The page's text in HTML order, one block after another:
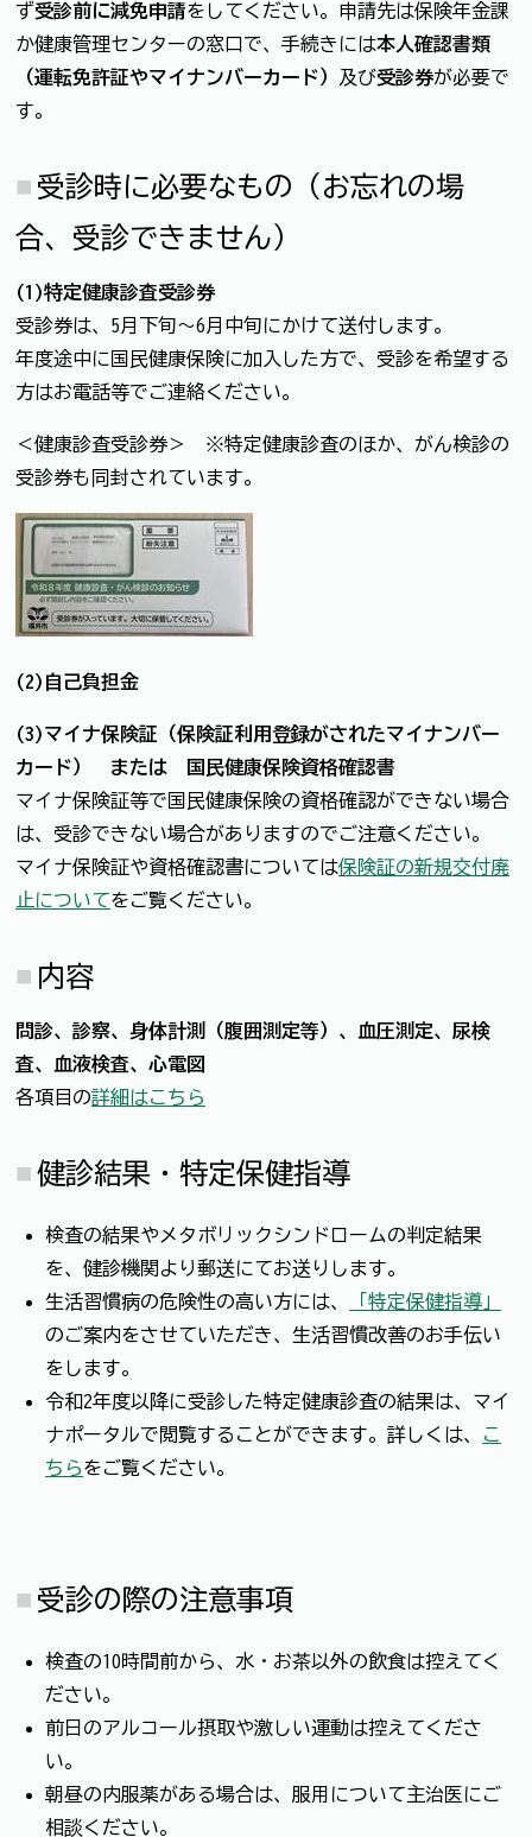
ず受診前に減免申請をしてください。申請先は保険年金課
か健康管理センターの窓口で、手続きには本人確認書類
（運転免許証やマイナンバーカード）
及び受診券が必要で
す。
受診時に必要なもの（お忘れの場
合、受診できません）
(1)特定健康診査受診券
受診券は、5月下旬～6月中旬にかけて送付します。
年度途中に国民健康保険に加入した方で、受診を希望する
方はお電話等でご連絡ください。
＜健康診査受診券＞ ※特定健康診査のほか、がん検診の
受診券も同封されています。
(2)自己負担金
(3)マイナ保険証（保険証利用登録がされたマイナンバー
カード） または
国民健康保険資格確認書
マイナ保険証等で国民健康保険の資格確認ができない場合
は、受診できない場合がありますのでご注意ください。
マイナ保険証や資格確認書については保険証の新規交付廃
止についてをご覧ください。
内容
問診、診察、身体計測（腹囲測定等）、血圧測定、尿検
査、血液検査、心電図
各項目の詳細はこちら
健診結果・特定保健指導
検査の結果やメタボリックシンドロームの判定結果
を、健診機関より郵送にてお送りします。
生活習慣病の危険性の高い方には、
「特定保健指導」
のご案内をさせていただき、生活習慣改善のお手伝い
をします。
令和2年度以降に受診した特定健康診査の結果は、マイ
ナポータルで閲覧することができます。詳しくは、
こ
ちらをご覧ください。
受診の際の注意事項
検査の10時間前から、水・お茶以外の飲食は控えてく
ださい。
前日のアルコール摂取や激しい運動は控えてくださ
い。
朝昼の内服薬がある場合は、服用について主治医にご
相談ください。